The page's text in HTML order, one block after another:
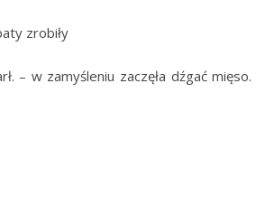
zrobiły
– w zamyśleniu zaczęła dźgać mięso.